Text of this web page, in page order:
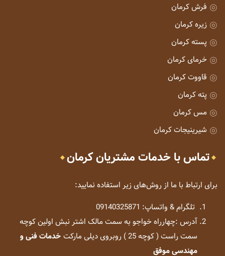
فرش کرمان
زیره کرمان
پسته کرمان
خرمای کرمان
قاووت کرمان
پته کرمان
مس کرمان
شیرینیجات کرمان
تماس با خدمات مشتریان کرمان
برای ارتباط با ما از روش‌های زیر استفاده نمایید:
تلگرام & واتساپ: 09140325871
آدرس :چهارراه خواجو به سمت مالک اشتر نبش اولین کوچه
سمت راست ( کوچه 25 ) روبروی دیلی مارکت
خدمات فنی و
مهندسی موفق